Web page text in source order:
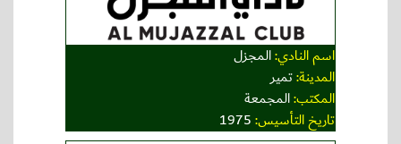
اسم النادي:المجزل
المدينة:تمير
المكتب:المجمعة
تاريخ التأسيس:1975